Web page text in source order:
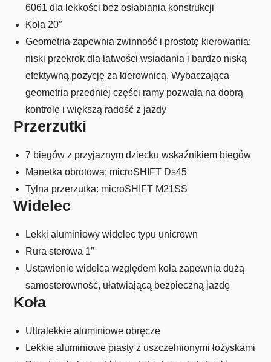
6061 dla lekkości bez osłabiania konstrukcji
Koła 20″
Geometria zapewnia zwinność i prostotę kierowania:
niski przekrok dla łatwości wsiadania i bardzo niską
efektywną pozycję za kierownicą. Wybaczająca
geometria przedniej części ramy pozwala na dobrą
kontrolę i większą radość z jazdy
Przerzutki
7 biegów z przyjaznym dziecku wskaźnikiem biegów
Manetka obrotowa: microSHIFT Ds45
Tylna przerzutka: microSHIFT M21SS
Widelec
Lekki aluminiowy widelec typu unicrown
Rura sterowa 1″
Ustawienie widelca względem koła zapewnia dużą
samosterowność, ułatwiającą bezpieczną jazdę
Koła
Ultralekkie aluminiowe obręcze
Lekkie aluminiowe piasty z uszczelnionymi łożyskami